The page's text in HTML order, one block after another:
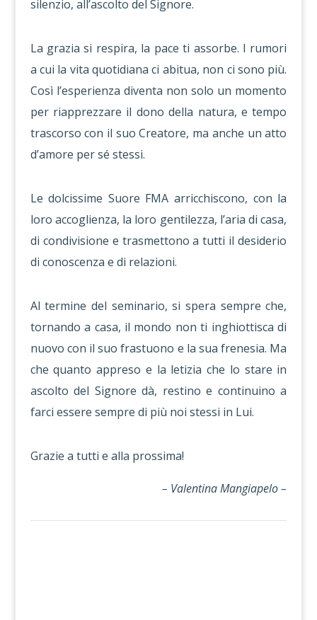
silenzio, all’ascolto del Signore.
La grazia si respira, la pace ti assorbe. I rumori
a cui la vita quotidiana ci abitua, non ci sono più.
Così l’esperienza diventa non solo un momento
per riapprezzare il dono della natura, e tempo
trascorso con il suo Creatore, ma anche un atto
d’amore per sé stessi.
Le dolcissime Suore FMA arricchiscono, con la
loro accoglienza, la loro gentilezza, l’aria di casa,
di condivisione e trasmettono a tutti il desiderio
di conoscenza e di relazioni.
Al termine del seminario, si spera sempre che,
tornando a casa, il mondo non ti inghiottisca di
nuovo con il suo frastuono e la sua frenesia. Ma
che quanto appreso e la letizia che lo stare in
ascolto del Signore dà, restino e continuino a
farci essere sempre di più noi stessi in Lui.
Grazie a tutti e alla prossima!
– Valentina Mangiapelo –